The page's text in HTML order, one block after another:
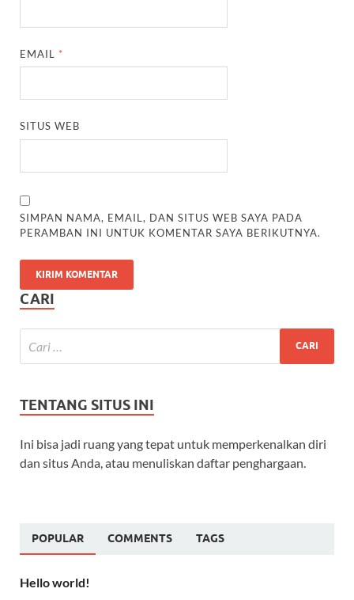
EMAIL *
SITUS WEB
SIMPAN NAMA, EMAIL, DAN SITUS WEB SAYA PADA
PERAMBAN INI UNTUK KOMENTAR SAYA BERIKUTNYA.
CARI
TENTANG SITUS INI
Ini bisa jadi ruang yang tepat untuk memperkenalkan diri
dan situs Anda, atau menuliskan daftar penghargaan.
POPULAR COMMENTS TAGS
Hello world!